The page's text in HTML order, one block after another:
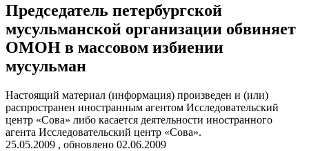
Председатель петербургской
мусульманской организации обвиняет
ОМОН в массовом избиении
мусульман
Настоящий материал (информация) произведен и (или)
распространен иностранным агентом Исследовательский
центр «Сова» либо касается деятельности иностранного
агента Исследовательский центр «Сова».
25.05.2009 , обновлено 02.06.2009